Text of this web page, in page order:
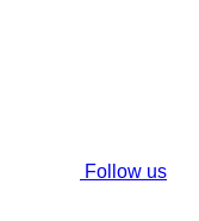
Follow us